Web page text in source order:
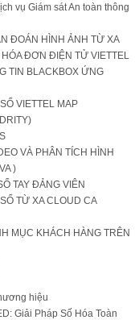
vụ Giám sát An toàn thông
ĐOÁN HÌNH ẢNH TỪ XA
ĐƠN ĐIỆN TỬ VIETTEL
TIN BLACKBOX ỨNG
VIETTEL MAP
VÀ PHÂN TÍCH HÌNH
)
TAY ĐẢNG VIÊN
TỪ XA CLOUD CA
MỤC KHÁCH HÀNG TRÊN
hiệu
Giải Pháp Số Hóa Toàn